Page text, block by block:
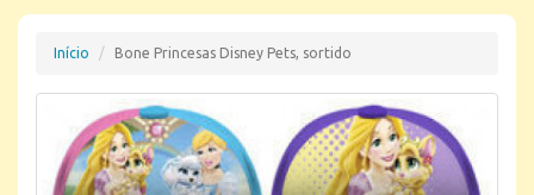
Início Bone Princesas Disney Pets, sortido